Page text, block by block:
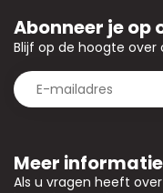
Meer informatie
Als u vragen heeft
Abonneer je op
Blijf op de hoogte